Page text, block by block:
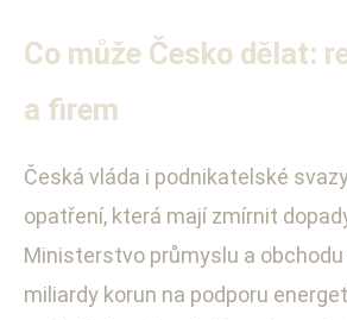
Co může Česko dělat:
a firem
Česká vláda i podnikatelské
opatření, která mají zmírnit
Ministerstvo průmyslu a obchodu
miliardy korun na podporu